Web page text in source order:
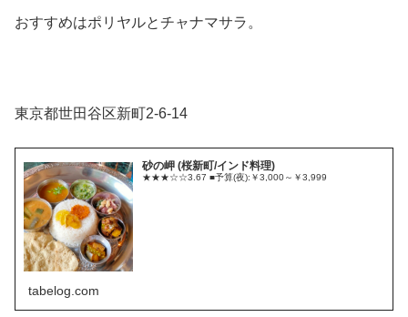
おすすめはポリヤルとチャナマサラ。
東京都世田谷区新町2-6-14
砂の岬 (桜新町/インド料理)
★★★☆☆3.67 ■予算(夜):￥3,000～￥3,999
tabelog.com